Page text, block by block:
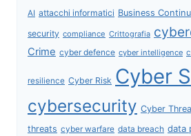
AI attacchi informatici Business
security compliance Crittografia
Crime cyber defence cyber intelligence
resilience Cyber Risk Cyber
cybersecurity Cyber
threats cyber warfare data breach data